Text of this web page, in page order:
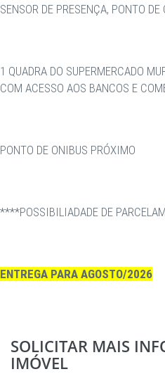
SENSOR DE PRESENÇA, PONTO
1 QUADRA DO SUPERMERCADO
COM ACESSO AOS BANCOS E
PONTO DE ONIBUS PRÓXIMO
****POSSIBILIADADE DE
ENTREGA PARA AGOSTO/2026
SOLICITAR MAIS
IMÓVEL